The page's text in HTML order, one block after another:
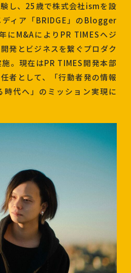
し、25歳で株式会社ismを設
ィア「BRIDGE」のBlogger
にM&AによりPR TIMESへジ
発とビジネスを繋ぐプロダク
。現在はPR TIMES開発本部
者として、「行動者発の情報
時代へ」のミッション実現に